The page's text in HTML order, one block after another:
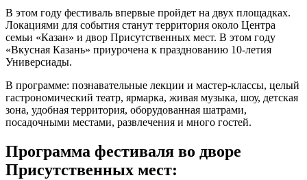
В этом году фестиваль впервые пройдет на двух площадках.
Локациями для события станут территория около Центра
семьи «Казан» и двор Присутственных мест. В этом году
«Вкусная Казань» приурочена к празднованию 10-летия
Универсиады.
В программе: познавательные лекции и мастер-классы, целый
гастрономический театр, ярмарка, живая музыка, шоу, детская
зона, удобная территория, оборудованная шатрами,
посадочными местами, развлечения и много гостей.
Программа фестиваля во дворе
Присутственных мест: